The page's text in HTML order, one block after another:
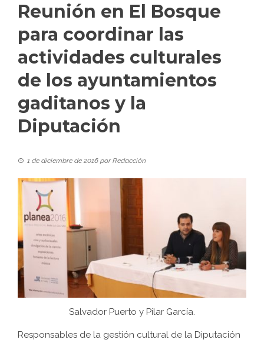
Reunión en El Bosque
para coordinar las
actividades culturales
de los ayuntamientos
gaditanos y la
Diputación
1 de diciembre de 2016 porRedacción
Salvador Puerto y Pilar García.
Responsables de la gestión cultural de la Diputación